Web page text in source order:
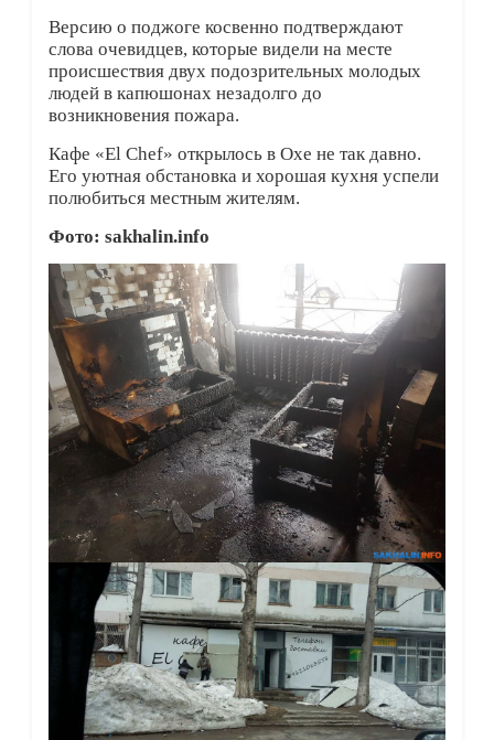
Версию о поджоге косвенно подтверждают
слова очевидцев, которые видели на месте
происшествия двух подозрительных молодых
людей в капюшонах незадолго до
возникновения пожара.
Кафе «El Chef» открылось в Охе не так давно.
Его уютная обстановка и хорошая кухня успели
полюбиться местным жителям.
Фото: sakhalin.info